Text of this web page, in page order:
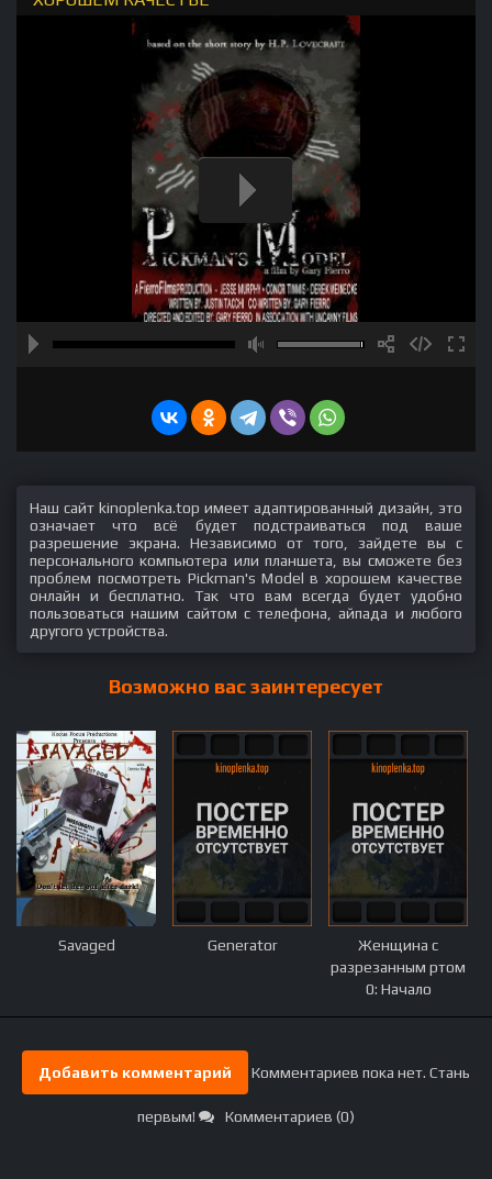
Наш сайт kinoplenka.top имеет адаптированный дизайн, это
означает что всё будет подстраиваться под ваше
разрешение экрана. Независимо от того, зайдете вы с
персонального компьютера или планшета, вы сможете без
проблем посмотреть Pickman's Model в хорошем качестве
онлайн и бесплатно. Так что вам всегда будет удобно
пользоваться нашим сайтом с телефона, айпада и любого
другого устройства.
Возможно вас заинтересует
Savaged Generator
Женщина с
разрезанным ртом
0: Начало
Добавить комментарий Комментариев пока нет. Стань
первым! Комментариев (0)